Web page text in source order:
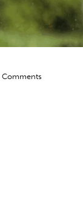
Comments